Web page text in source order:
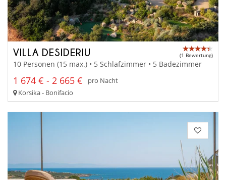
VILLA DESIDERIU (1 Bewertung)
10 Personen (15 max.) • 5 Schlafzimmer • 5 Badezimmer
1 674 € - 2 665 €
pro Nacht
Korsika - Bonifacio